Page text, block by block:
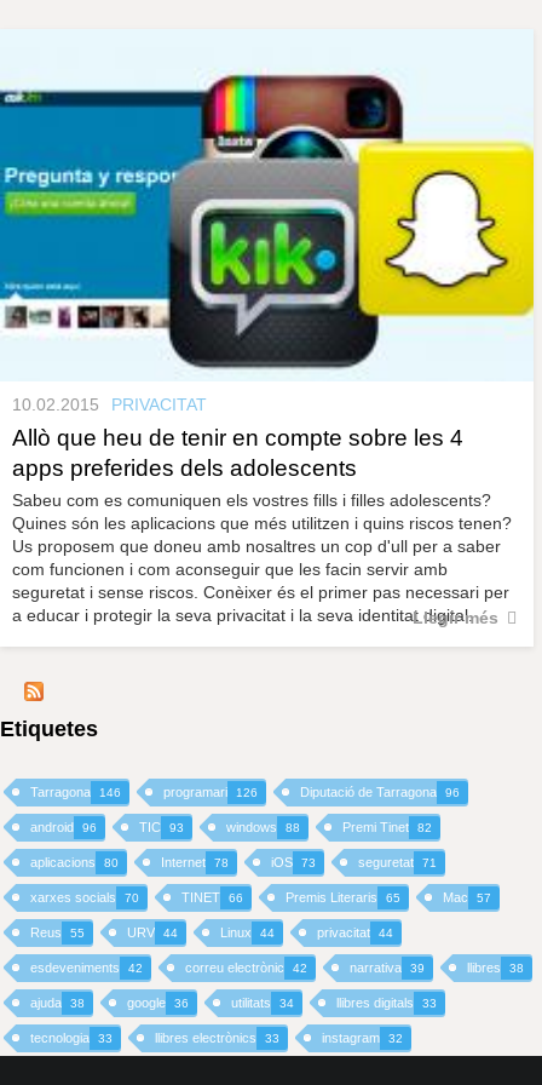
l
a
u
10.02.2015 PRIVACITAT
Allò que heu de tenir en compte sobre les 4
apps preferides dels adolescents
Sabeu com es comuniquen els vostres fills i filles adolescents?
Quines són les aplicacions que més utilitzen i quins riscos tenen?
Us proposem que doneu amb nosaltres un cop d'ull per a saber
com funcionen i com aconseguir que les facin servir amb
seguretat i sense riscos. Conèixer és el primer pas necessari per
a educar i protegir la seva privacitat i la seva identitat digital.
Llegir més
Etiquetes
Tarragona 146 programari 126 Diputació de Tarragona 96
android 96 TIC 93 windows 88 Premi Tinet 82
aplicacions 80 Internet 78 iOS 73 seguretat 71
xarxes socials 70 TINET 66 Premis Literaris 65 Mac 57
Reus 55 URV 44 Linux 44 privacitat 44
esdeveniments 42 correu electrònic 42 narrativa 39 llibres 38
ajuda 38 google 36 utilitats 34 llibres digitals 33
tecnologia 33 llibres electrònics 33 instagram 32